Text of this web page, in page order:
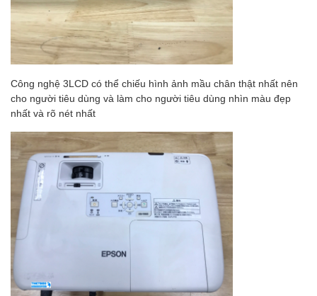
Công nghệ 3LCD có thể chiếu hình ảnh mầu chân thật nhất nên
cho người tiêu dùng và làm cho người tiêu dùng nhìn màu đẹp
nhất và rõ nét nhất